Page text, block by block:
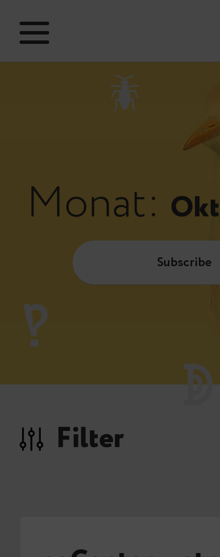
Monat:
Subscribe
Filter